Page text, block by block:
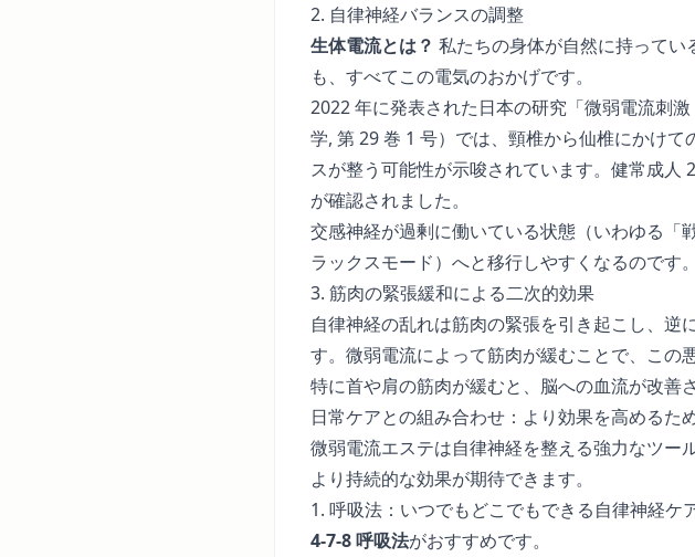
2. 自律神経バランスの調整
生体電流とは？ 私たちの身体が自然に持って
も、すべてこの電気のおかげです。
2022 年に発表された日本の研究「微弱電流刺
学, 第 29 巻 1 号）では、頸椎から仙椎にかけ
スが整う可能性が示唆されています。健常成
が確認されました。
交感神経が過剰に働いている状態（いわゆる「
ラックスモード）へと移行しやすくなるのです。
3. 筋肉の緊張緩和による二次的効果
自律神経の乱れは筋肉の緊張を引き起こし、逆
す。微弱電流によって筋肉が緩むことで、この
特に首や肩の筋肉が緩むと、脳への血流が改善
日常ケアとの組み合わせ：より効果を高めるた
微弱電流エステは自律神経を整える強力なツー
より持続的な効果が期待できます。
1. 呼吸法：いつでもどこでもできる自律神経ケ
4-7-8 呼吸法がおすすめです。